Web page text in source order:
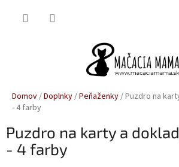
Domov/Doplnky/Peňaženky/Puzdro na
- 4 farby
Puzdro na karty a
- 4 farby